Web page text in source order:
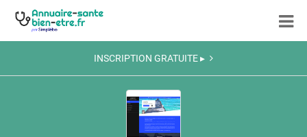
INSCRIPTION GRATUITE ▸